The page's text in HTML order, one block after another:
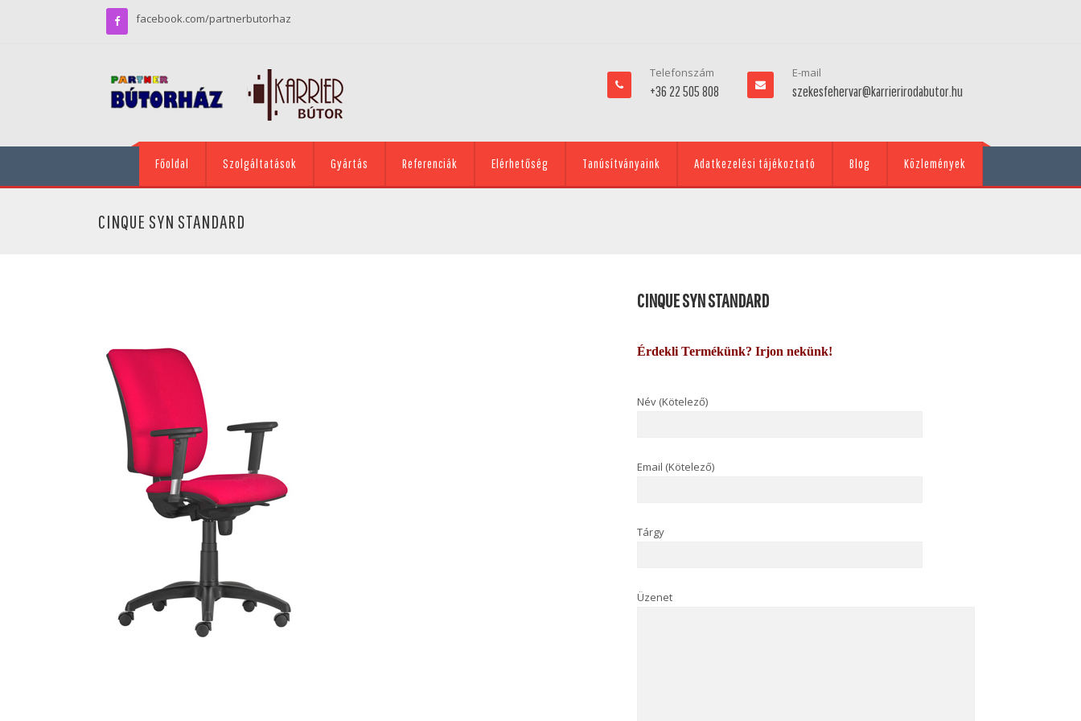
facebook.com/partnerbutorhaz
Telefonszám
+36 22 505 808
E-mail
szekesfehervar@karrierirodabutor.hu
Főoldal Szolgáltatások Gyártás Referenciák Elérhetőség Tanúsítványaink Adatkezelési tájékoztató Blog Közlemények
CINQUE SYN STANDARD
CINQUE SYN STANDARD
Érdekli Termékünk? Irjon nekünk!
Név (Kötelező)
Email (Kötelező)
Tárgy
Üzenet